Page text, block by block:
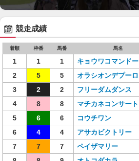
競走成績
着順 枠番 馬番 馬名
1 1 1 キョウワコマンドー
2
5 5 オラシオンデプーロ
3
2 2 フリーダムダンス
4
8 8 マチカネコンサート
5
6 6 コウチワン
6
4 4 アサカビクトリー
7
7 7 ペイザマリー